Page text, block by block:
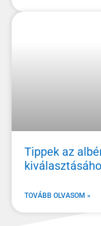
Tippek az
TOVÁBB OLVASOM »